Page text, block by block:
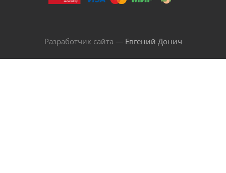
Разработчик сайта — Евгений Донич